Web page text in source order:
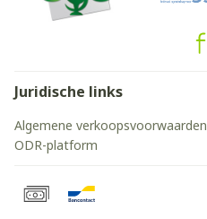
Juridische links
Algemene verkoopsvoorwaarden
ODR-platform